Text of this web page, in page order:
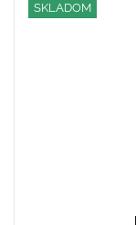
SKLADOM